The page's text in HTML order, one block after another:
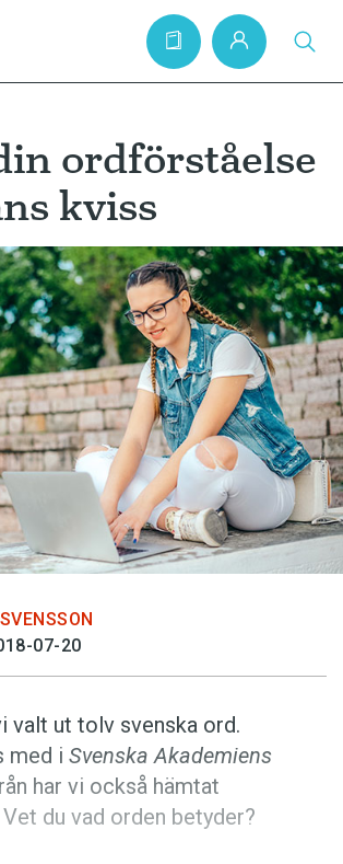
ordförståelse
kviss
07-20
valt ut tolv svenska ord.
med i Svenska Akademiens
har vi också hämtat
du vad orden betyder?